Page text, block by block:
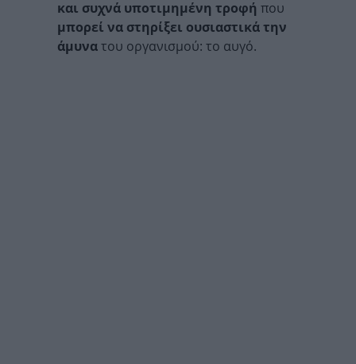
και συχνά υποτιμημένη τροφή που
μπορεί να στηρίξει ουσιαστικά την
άμυνατου οργανισμού: το αυγό.